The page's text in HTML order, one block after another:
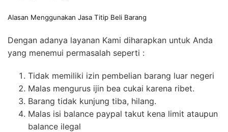
Alasan Menggunakan Jasa Titip Beli Barang
Dengan adanya layanan Kami diharapkan untuk Anda
yang menemui permasalah seperti :
Tidak memiliki izin pembelian barang luar negeri
Malas mengurus ijin bea cukai karena ribet.
Barang tidak kunjung tiba, hilang.
Malas isi balance paypal takut kena limit ataupun
balance ilegal